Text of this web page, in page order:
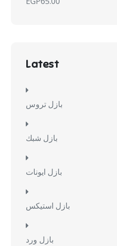
Latest
بازل تروس
بازل شبك
بازل ايونات
بازل استيكس
بازل ورد